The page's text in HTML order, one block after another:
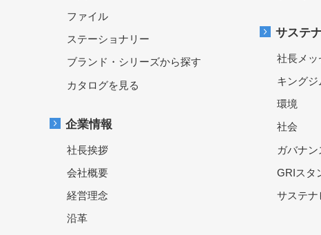
ファイル
ステーショナリー
ブランド・シリーズから探す
カタログを見る
企業情報
社長挨拶
会社概要
経営理念
沿革
サステ
社長メッ
キングジ
環境
社会
ガバナン
GRIスタ
サステナ